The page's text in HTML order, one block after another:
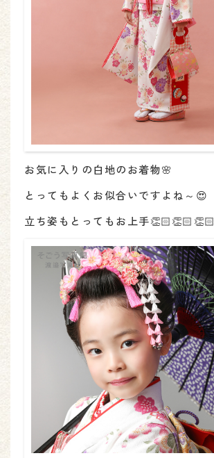
お気に入りの白地のお着物🌸
とってもよくお似合いですよね～😍
立ち姿もとってもお上手👏🏻👏🏻👏🏻